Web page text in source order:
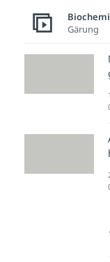
Gärung